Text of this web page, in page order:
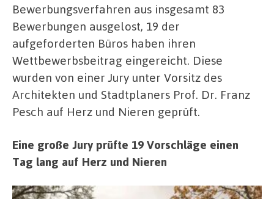
Bewerbungsverfahren aus insgesamt 83
Bewerbungen ausgelost, 19 der
aufgeforderten Büros haben ihren
Wettbewerbsbeitrag eingereicht. Diese
wurden von einer Jury unter Vorsitz des
Architekten und Stadtplaners Prof. Dr. Franz
Pesch auf Herz und Nieren geprüft.
Eine große Jury prüfte 19 Vorschläge einen
Tag lang auf Herz und Nieren